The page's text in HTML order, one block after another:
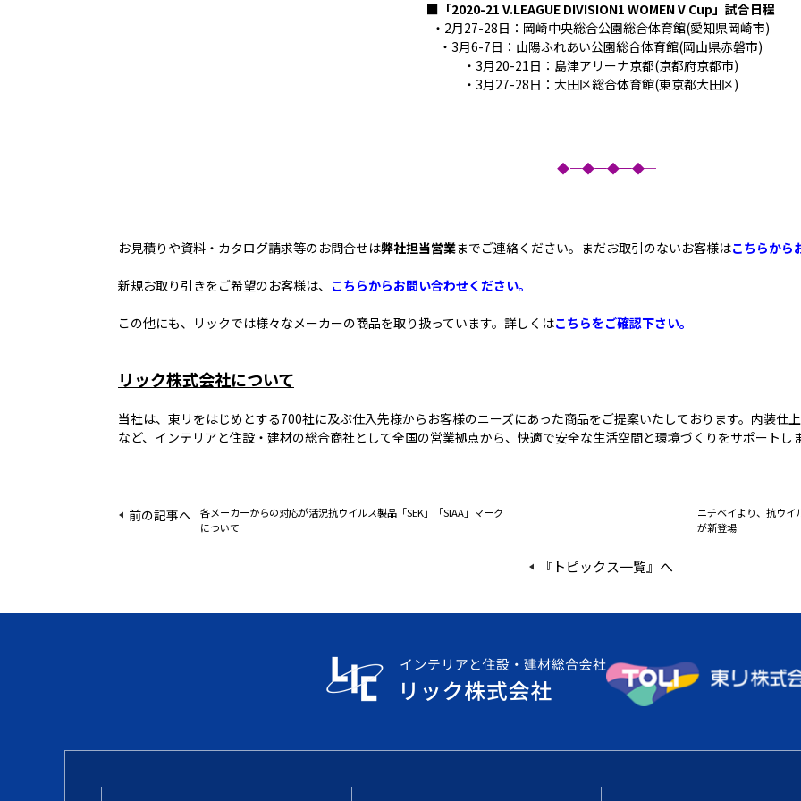
■「2020-21 V.LEAGUE DIVISION1 WOMEN V Cup」試合日程
・2月27-28日：岡崎中央総合公園総合体育館(愛知県岡崎市)
・3月6-7日：山陽ふれあい公園総合体育館(岡山県赤磐市)
・3月20-21日：島津アリーナ京都(京都府京都市)
・3月27-28日：大田区総合体育館(東京都大田区)
◆―――――――◆―――――――◆―――――――◆
お見積りや資料・カタログ請求等のお問合せは弊社担当営業までご連絡ください。まだお取引のないお客様はこちらから
新規お取り引きをご希望のお客様は、 こちらからお問い合わせください。
この他にも、リックでは様々なメーカーの商品を取り扱っています。詳しくはこちらをご確認下さい。
リック株式会社について
当社は、東リをはじめとする700社に及ぶ仕入先様からお客様のニーズにあった商品をご提案いたしております。内装仕
など、インテリアと住設・建材の総合商社として全国の営業拠点から、快適で安全な生活空間と環境づくりをサポートしま
前の記事へ
各メーカーからの対応が活況抗ウイルス製品「SEK」「SIAA」マーク
について
ニチベイより、抗ウイ
が新登場
『トピックス一覧』へ